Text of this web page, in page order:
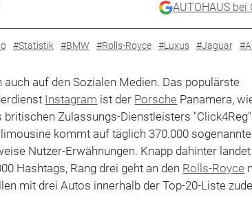
AUTOHAUS bei
#Statistik #BMW #Rolls-Royce #Luxus #Jaguar
auch auf den Sozialen Medien. Das populärste
Instagram ist der Porsche Panamera,
britischen Zulassungs-Dienstleisters "Click4Reg"
kommt auf täglich 370.000 sogenannte
Nutzer-Erwähnungen. Knapp dahinter landet
Hashtags, Rang drei geht an den Rolls-Royce
mit drei Autos innerhalb der Top-20-Liste